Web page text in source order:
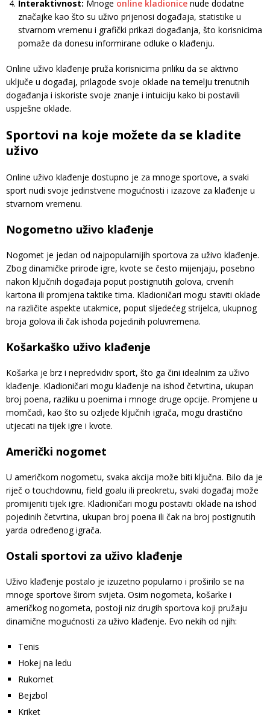
Interaktivnost: Mnoge online kladionice nude dodatne
značajke kao što su uživo prijenosi događaja, statistike u
stvarnom vremenu i grafički prikazi događanja, što korisnicima
pomaže da donesu informirane odluke o klađenju.
Online uživo klađenje pruža korisnicima priliku da se aktivno
uključe u događaj, prilagode svoje oklade na temelju trenutnih
događanja i iskoriste svoje znanje i intuiciju kako bi postavili
uspješne oklade.
Sportovi na koje možete da se kladite
uživo
Online uživo klađenje dostupno je za mnoge sportove, a svaki
sport nudi svoje jedinstvene mogućnosti i izazove za klađenje u
stvarnom vremenu.
Nogometno uživo klađenje
Nogomet je jedan od najpopularnijih sportova za uživo klađenje.
Zbog dinamičke prirode igre, kvote se često mijenjaju, posebno
nakon ključnih događaja poput postignutih golova, crvenih
kartona ili promjena taktike tima. Kladioničari mogu staviti oklade
na različite aspekte utakmice, poput sljedećeg strijelca, ukupnog
broja golova ili čak ishoda pojedinih poluvremena.
Košarkaško uživo klađenje
Košarka je brz i nepredvidiv sport, što ga čini idealnim za uživo
klađenje. Kladioničari mogu klađenje na ishod četvrtina, ukupan
broj poena, razliku u poenima i mnoge druge opcije. Promjene u
momčadi, kao što su ozljede ključnih igrača, mogu drastično
utjecati na tijek igre i kvote.
Američki nogomet
U američkom nogometu, svaka akcija može biti ključna. Bilo da je
riječ o touchdownu, field goalu ili preokretu, svaki događaj može
promijeniti tijek igre. Kladioničari mogu postaviti oklade na ishod
pojedinih četvrtina, ukupan broj poena ili čak na broj postignutih
yarda određenog igrača.
Ostali sportovi za uživo klađenje
Uživo klađenje postalo je izuzetno popularno i proširilo se na
mnoge sportove širom svijeta. Osim nogometa, košarke i
američkog nogometa, postoji niz drugih sportova koji pružaju
dinamične mogućnosti za uživo klađenje. Evo nekih od njih:
Tenis
Hokej na ledu
Rukomet
Bejzbol
Kriket